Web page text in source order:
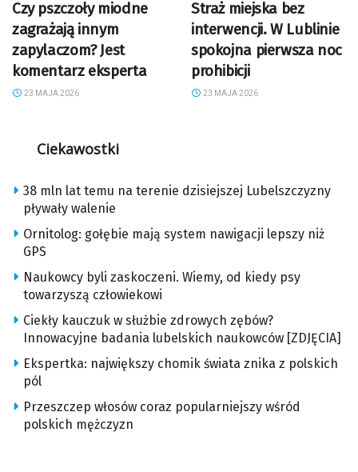
Czy pszczoły miodne
zagrażają innym
zapylaczom? Jest
komentarz eksperta
23 MAJA 2026
Straż miejska bez
interwencji. W Lublinie
spokojna pierwsza noc
prohibicji
23 MAJA 2026
Ciekawostki
38 mln lat temu na terenie dzisiejszej Lubelszczyzny
pływały walenie
Ornitolog: gołębie mają system nawigacji lepszy niż
GPS
Naukowcy byli zaskoczeni. Wiemy, od kiedy psy
towarzyszą człowiekowi
Ciekły kauczuk w służbie zdrowych zębów?
Innowacyjne badania lubelskich naukowców [ZDJĘCIA]
Ekspertka: największy chomik świata znika z polskich
pól
Przeszczep włosów coraz popularniejszy wśród
polskich mężczyzn